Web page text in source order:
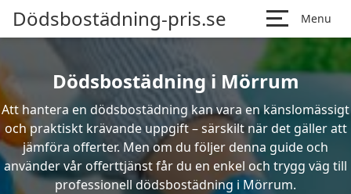
Dödsbostädning-pris.se Menu
Dödsbostädning i Mörrum
Att hantera en dödsbostädning kan vara en känslomässigt
och praktiskt krävande uppgift – särskilt när det gäller att
jämföra offerter. Men om du följer denna guide och
använder vår offerttjänst får du en enkel och trygg väg till
professionell dödsbostädning i Mörrum.